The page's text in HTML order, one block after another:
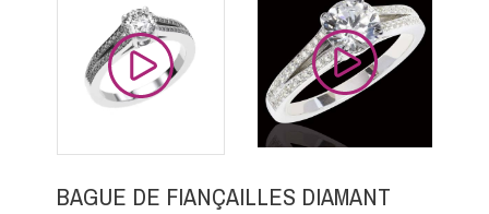
BAGUE DE FIANÇAILLES DIAMANT